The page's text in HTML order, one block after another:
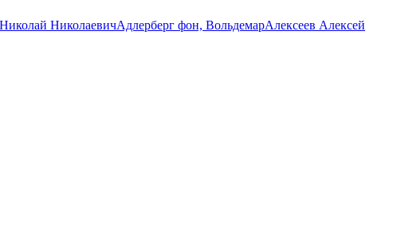
НиколаевичАдлерберг фон, ВольдемарАлексеев Алексей